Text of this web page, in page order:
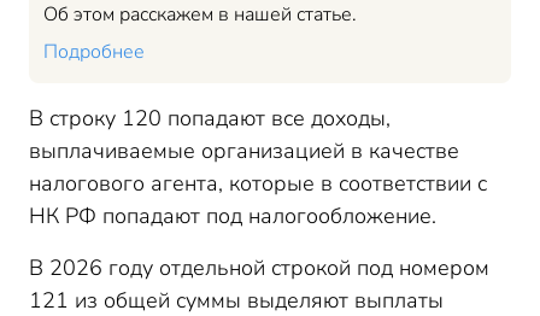
Об этом расскажем в нашей статье.
Подробнее
В строку 120 попадают все доходы,
выплачиваемые организацией в качестве
налогового агента, которые в соответствии с
НК РФ попадают под налогообложение.
В 2026 году отдельной строкой под номером
121 из общей суммы выделяют выплаты